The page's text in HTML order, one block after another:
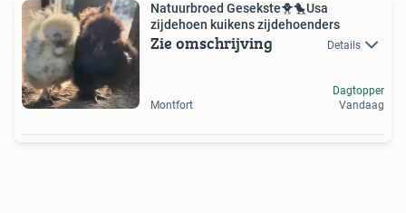
Natuurbroed Gesekste🐥🐤Usa
zijdehoen kuikens zijdehoenders
Zie omschrijving Details
Montfort
Dagtopper
Vandaag